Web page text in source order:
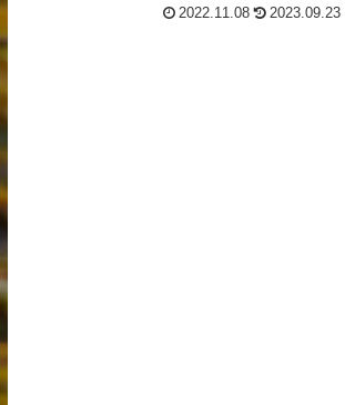
2022.11.08 2023.09.23